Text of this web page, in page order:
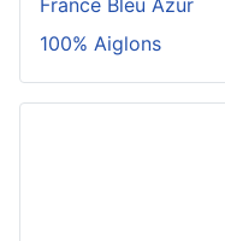
France Bleu Azur
100% Aiglons